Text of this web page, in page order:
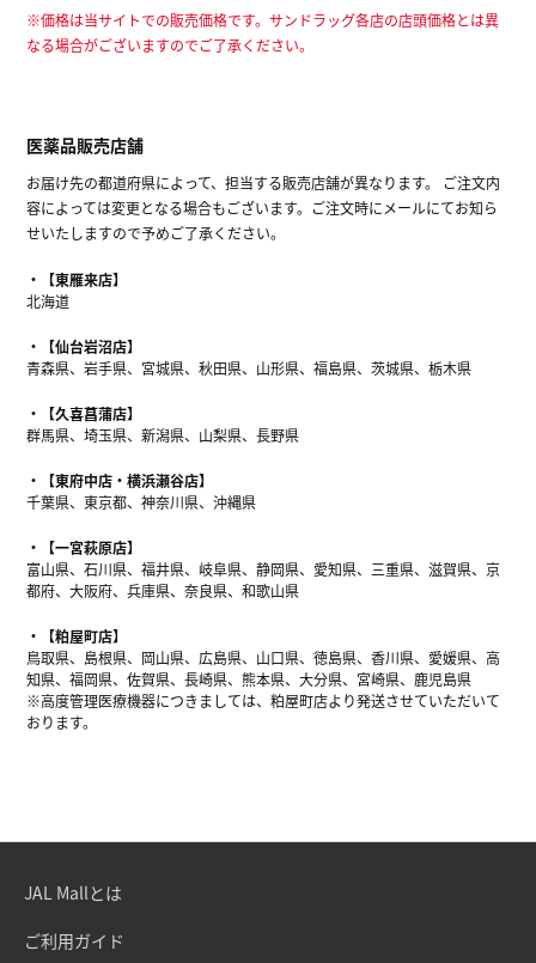
※価格は当サイトでの販売価格です。サンドラッグ各店の店頭価格とは異
なる場合がございますのでご了承ください。
医薬品販売店舗
お届け先の都道府県によって、担当する販売店舗が異なります。 ご注文内
容によっては変更となる場合もございます。ご注文時にメールにてお知ら
せいたしますので予めご了承ください。
【東雁来店】
北海道
【仙台岩沼店】
青森県、岩手県、宮城県、秋田県、山形県、福島県、茨城県、栃木県
【久喜菖蒲店】
群馬県、埼玉県、新潟県、山梨県、長野県
【東府中店・横浜瀬谷店】
千葉県、東京都、神奈川県、沖縄県
【一宮萩原店】
富山県、石川県、福井県、岐阜県、静岡県、愛知県、三重県、滋賀県、京
都府、大阪府、兵庫県、奈良県、和歌山県
【粕屋町店】
鳥取県、島根県、岡山県、広島県、山口県、徳島県、香川県、愛媛県、高
知県、福岡県、佐賀県、長崎県、熊本県、大分県、宮崎県、鹿児島県
※高度管理医療機器につきましては、粕屋町店より発送させていただいて
おります。
JAL Mallとは
ご利用ガイド